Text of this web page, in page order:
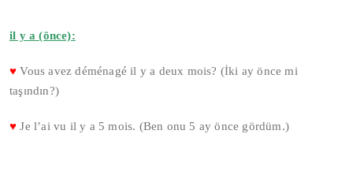
il y a (önce):
♥ Vous avez déménagé il y a deux mois? (İki ay önce mi
taşındın?)
♥ Je l’ai vu il y a 5 mois. (Ben onu 5 ay önce gördüm.)